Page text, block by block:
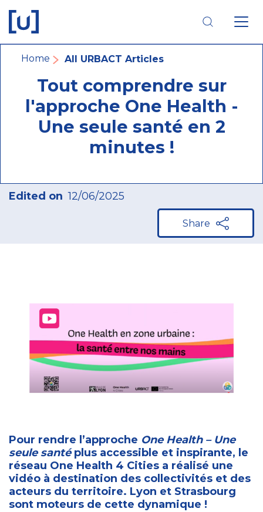
main
navigation
main
content
footer
navigation
Breadcrumb
Home All URBACT Articles
Tout comprendre sur
l'approche One Health -
Une seule santé en 2
minutes !
Edited on 12/06/2025
Share
Pour rendre l’approche One Health – Une
seule santéplus accessible et inspirante, le
réseau One Health 4 Cities a réalisé une
vidéo à destination des collectivités et des
acteurs du territoire. Lyon et Strasbourg
sont moteurs de cette dynamique !